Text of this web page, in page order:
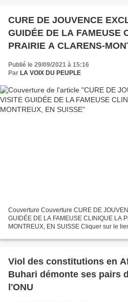
CURE DE JOUVENCE
GUIDÉE DE LA FAMEUSE
PRAIRIE A CLARENS-
Publié le 29/09/2021 à 15:16
Par LA VOIX DU PEUPLE
Couverture Couverture CURE DE
GUIDÉE DE LA FAMEUSE CLINIQUE LA
MONTREUX, EN SUISSE Cliquer sur le
Réélu avec 88,4 % DES VOIX Cliquer...
Viol des constitutions en
Buhari démonte ses pairs
l'ONU